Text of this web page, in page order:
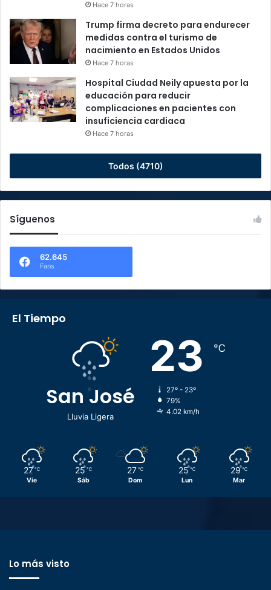
Hace 7 horas
Trump firma decreto para endurecer
medidas contra el turismo de
nacimiento en Estados Unidos
Hace 7 horas
Hospital Ciudad Neily apuesta por la
educación para reducir
complicaciones en pacientes con
insuficiencia cardiaca
Hace 7 horas
Todos (4710)
Síguenos
62.645
Fans
El Tiempo
San José
Lluvia Ligera
23 ℃
27º - 23º
79%
4.02 km/h
27 ℃
Vie
25 ℃
Sáb
27 ℃
Dom
25 ℃
Lun
29 ℃
Mar
Lo más visto